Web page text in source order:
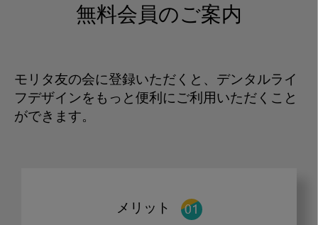
無料会員のご案内
モリタ友の会に登録いただくと、デンタルライ
フデザインをもっと便利にご利用いただくこと
ができます。
メリット